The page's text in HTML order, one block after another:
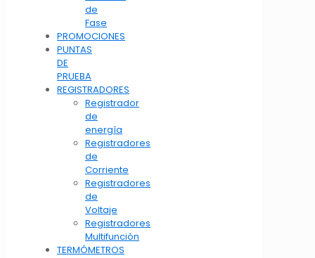
de
Fase
PROMOCIONES
PUNTAS
DE
PRUEBA
REGISTRADORES
Registrador
de
energía
Registradores
de
Corriente
Registradores
de
Voltaje
Registradores
Multifunción
TERMÓMETROS